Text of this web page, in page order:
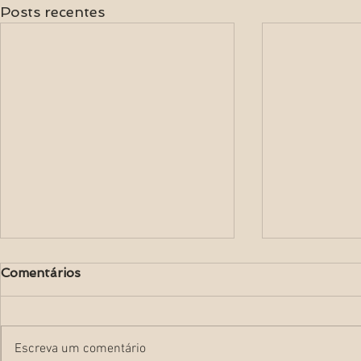
Posts recentes
Comentários
Escreva um comentário